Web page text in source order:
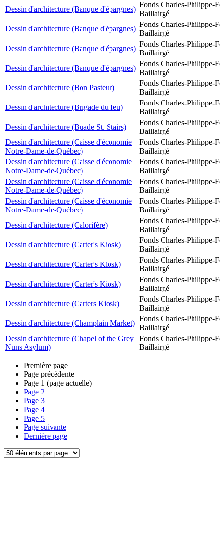
Dessin d'architecture (Banque d'épargnes)
Fonds Charles-Philippe-
Baillairgé
Dessin d'architecture (Banque d'épargnes)
Fonds Charles-Philippe-
Baillairgé
Dessin d'architecture (Banque d'épargnes)
Fonds Charles-Philippe-
Baillairgé
Dessin d'architecture (Banque d'épargnes)
Fonds Charles-Philippe-
Baillairgé
Dessin d'architecture (Bon Pasteur)
Fonds Charles-Philippe-
Baillairgé
Dessin d'architecture (Brigade du feu)
Fonds Charles-Philippe-
Baillairgé
Dessin d'architecture (Buade St. Stairs)
Fonds Charles-Philippe-
Baillairgé
Dessin d'architecture (Caisse d'économie
Notre-Dame-de-Québec)
Fonds Charles-Philippe-
Baillairgé
Dessin d'architecture (Caisse d'économie
Notre-Dame-de-Québec)
Fonds Charles-Philippe-
Baillairgé
Dessin d'architecture (Caisse d'économie
Notre-Dame-de-Québec)
Fonds Charles-Philippe-
Baillairgé
Dessin d'architecture (Caisse d'économie
Notre-Dame-de-Québec)
Fonds Charles-Philippe-
Baillairgé
Dessin d'architecture (Calorifère)
Fonds Charles-Philippe-
Baillairgé
Dessin d'architecture (Carter's Kiosk)
Fonds Charles-Philippe-
Baillairgé
Dessin d'architecture (Carter's Kiosk)
Fonds Charles-Philippe-
Baillairgé
Dessin d'architecture (Carter's Kiosk)
Fonds Charles-Philippe-
Baillairgé
Dessin d'architecture (Carters Kiosk)
Fonds Charles-Philippe-
Baillairgé
Dessin d'architecture (Champlain Market)
Fonds Charles-Philippe-
Baillairgé
Dessin d'architecture (Chapel of the Grey
Nuns Asylum)
Fonds Charles-Philippe-
Baillairgé
Première page
Page précédente
Page 1 (page actuelle)
Page 2
Page 3
Page 4
Page 5
Page suivante
Dernière page